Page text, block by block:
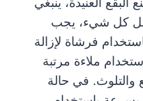
قبل كل شيء، يجب
فرشاة لإزالة
ملاءة مرتبة
والتلوث. في حالة